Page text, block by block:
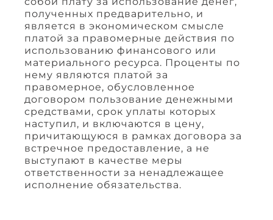
полученных предварительно, и
является в экономическом смысле
платой за правомерные действия по
использованию финансового или
материального ресурса. Проценты по
нему являются платой за
правомерное, обусловленное
договором пользование денежными
средствами, срок уплаты которых
наступил, и включаются в цену,
причитающуюся в рамках договора за
встречное предоставление, а не
выступают в качестве меры
ответственности за ненадлежащее
исполнение обязательства.